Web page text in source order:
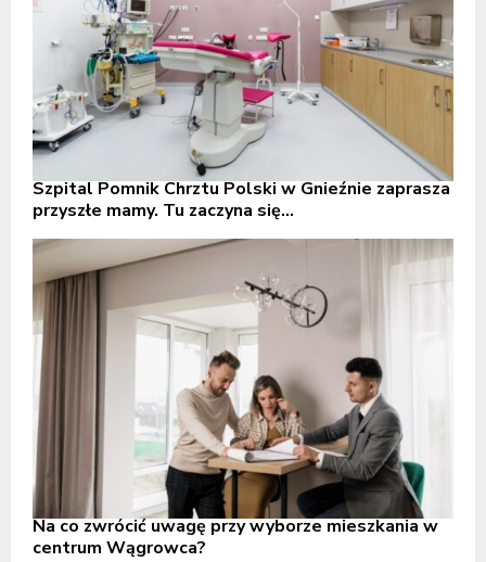
Szpital Pomnik Chrztu Polski w Gnieźnie zaprasza
przyszłe mamy. Tu zaczyna się...
Na co zwrócić uwagę przy wyborze mieszkania w
centrum Wągrowca?